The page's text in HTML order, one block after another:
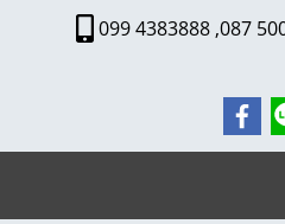
099 4383888 ,087